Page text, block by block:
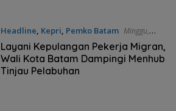
Headline, Kepri, Pemko Batam Minggu,
02/05/2021 - 17:34 WIB
Layani Kepulangan Pekerja Migran,
Wali Kota Batam Dampingi Menhub
Tinjau Pelabuhan